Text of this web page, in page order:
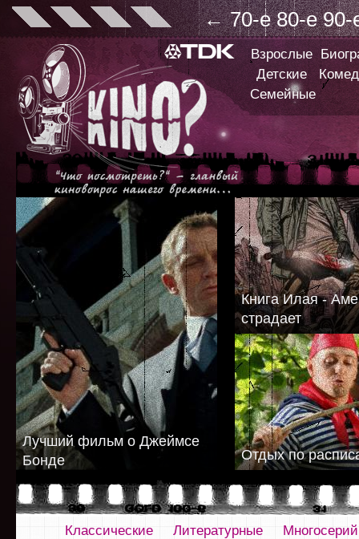
← 70-е 80-е 90-
Взрослые
Детские
Семейные
Лучший фильм о Джеймсе
Бонде
Книга Илая -
страдает
Отдых по
Классические Литературные